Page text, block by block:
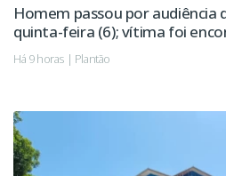
Homem passou por audiência
quinta-feira (6); vítima foi
sinais de violência.
Há 9 horas | Plantão